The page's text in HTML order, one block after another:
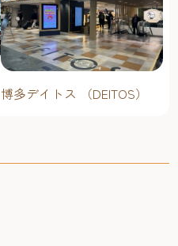
博多デイトス （DEITOS）